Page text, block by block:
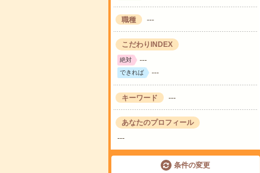
職種 ---
こだわりINDEX
絶対 ---
できれば ---
キーワード ---
あなたのプロフィール
---
条件の変更